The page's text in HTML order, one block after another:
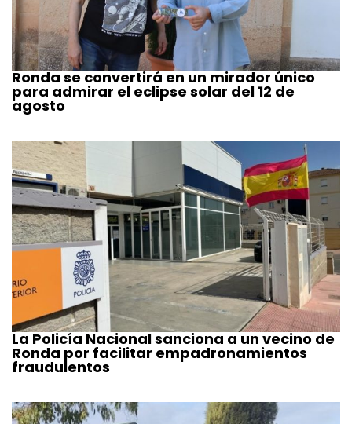
Ronda se convertirá en un mirador único
para admirar el eclipse solar del 12 de
agosto
La Policía Nacional sanciona a un vecino de
Ronda por facilitar empadronamientos
fraudulentos